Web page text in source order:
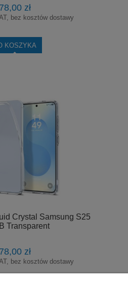
78,00 zł
bez kosztów dostawy
KOSZYKA
Crystal Samsung S25
Transparent
78,00 zł
bez kosztów dostawy